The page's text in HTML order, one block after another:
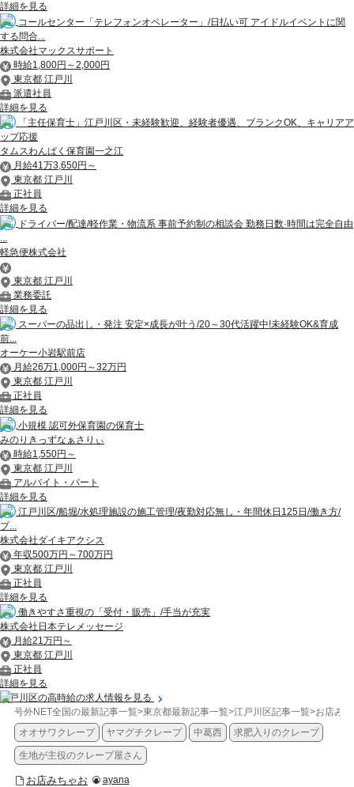
詳細を見る
コールセンター「テレフォンオペレーター」/日払い可 アイドルイベントに関
する問合...
株式会社マックスサポート
時給1,800円～2,000円
東京都 江戸川
派遣社員
詳細を見る
「主任保育士」江戸川区・未経験歓迎、経験者優遇、ブランクOK、キャリアア
ップ応援
タムスわんぱく保育園一之江
月給41万3,650円～
東京都 江戸川
正社員
詳細を見る
ドライバー/配達/軽作業・物流系 事前予約制の相談会 勤務日数·時間は完全自由
軽急便株式会社
東京都 江戸川
業務委託
詳細を見る
スーパーの品出し・発注 安定×成長が叶う/20～30代活躍中!未経験OK&育成
前...
オーケー小岩駅前店
月給26万1,000円～32万円
東京都 江戸川
正社員
詳細を見る
小規模 認可外保育園の保育士
みのりきっずなぁさりぃ
時給1,550円～
東京都 江戸川
アルバイト・パート
詳細を見る
江戸川区/船堀/水処理施設の施工管理/夜勤対応無し・年間休日125日/働き方/
プ...
株式会社ダイキアクシス
年収500万円～700万円
東京都 江戸川
正社員
詳細を見る
働きやすさ重視の「受付・販売」/手当が充実
株式会社日本テレメッセージ
月給21万円～
東京都 江戸川
正社員
詳細を見る
江戸川区の高時給の求人情報を見る
号外NET全国の最新記事一覧>東京都最新記事一覧>江戸川区記事一覧>お店み
オオサワクレープ
ヤマグチクレープ 中葛西 求肥入りのクレープ
生地が主役のクレープ屋さん
お店みちゃお ayana